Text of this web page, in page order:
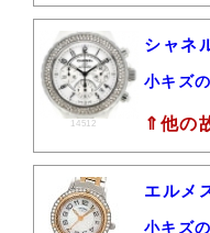
14512
シャネ
小キズ
⇑他の
エル
小キズ